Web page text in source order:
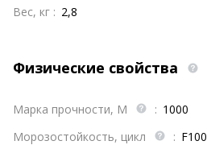
Вес, кг : 2,8
Физические свойства
Марка прочности, М : 1000
Морозостойкость, цикл
: F100